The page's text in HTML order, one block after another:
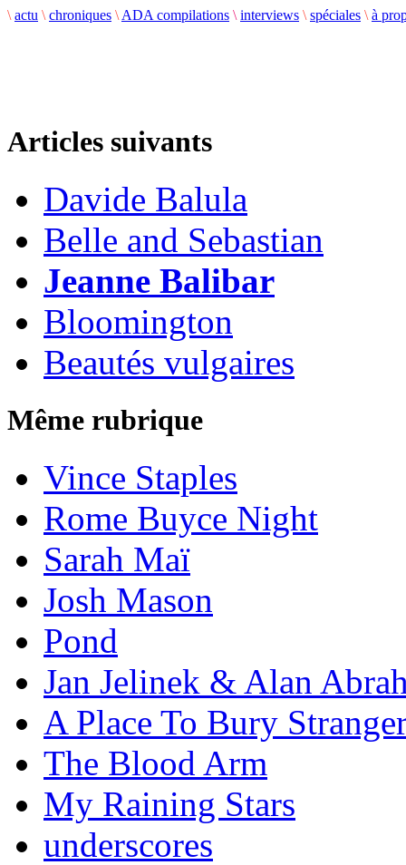
\ actu \ chroniques \ ADA compilations \ interviews \ spéciales \ à
Articles suivants
Davide Balula
Belle and Sebastian
Jeanne Balibar
Bloomington
Beautés vulgaires
Même rubrique
Vince Staples
Rome Buyce Night
Sarah Maï
Josh Mason
Pond
Jan Jelinek & Alan
A Place To Bury
The Blood Arm
My Raining Stars
underscores